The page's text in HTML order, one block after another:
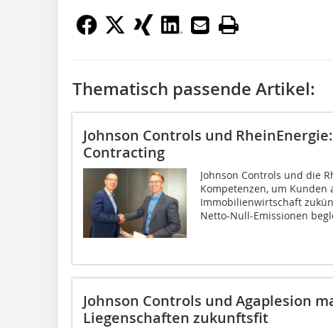
Thematisch passende Artikel:
Johnson Controls und
Contracting
Johnson Controls und die
Kompetenzen, um
Immobilienwirtschaft
Netto-Null-Emissionen
Johnson Controls und Agaplesion
Liegenschaften zukunftsfit